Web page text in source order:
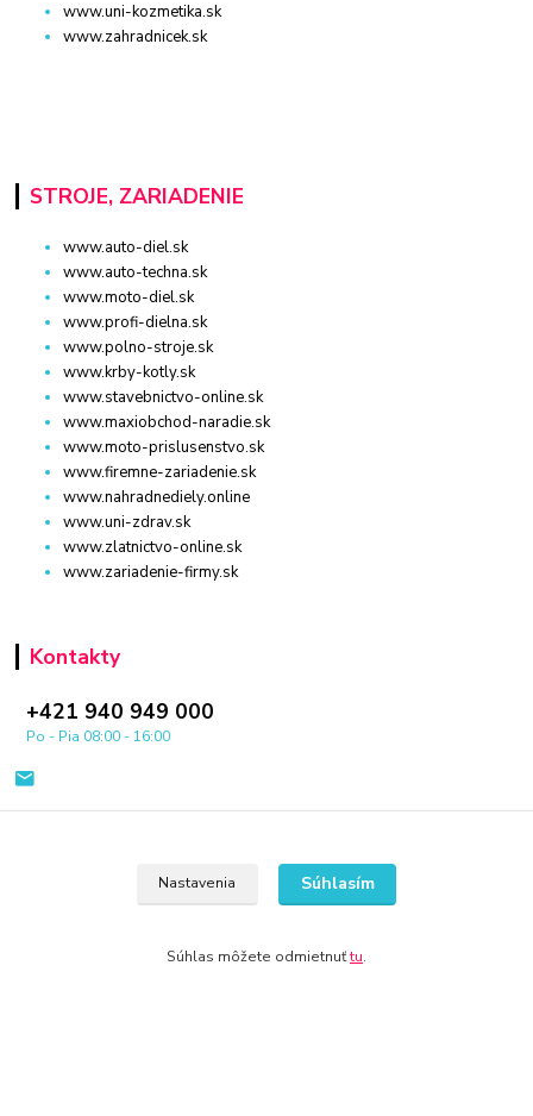
www.uni-kozmetika.sk
www.zahradnicek.sk
STROJE, ZARIADENIE
www.auto-diel.sk
www.auto-techna.sk
www.moto-diel.sk
www.profi-dielna.sk
www.polno-stroje.sk
www.krby-kotly.sk
www.stavebnictvo-online.sk
www.maxiobchod-naradie.sk
www.moto-prislusenstvo.sk
www.firemne-zariadenie.sk
www.nahradnediely.online
www.uni-zdrav.sk
www.zlatnictvo-online.sk
www.zariadenie-firmy.sk
Kontakty
+421 940 949 000
Po - Pia 08:00 - 16:00
© 2024 Všetky práva vyhradené KAMENIK.SK
Nastavenia Súhlasím
Súhlas môžete odmietnuťtu.